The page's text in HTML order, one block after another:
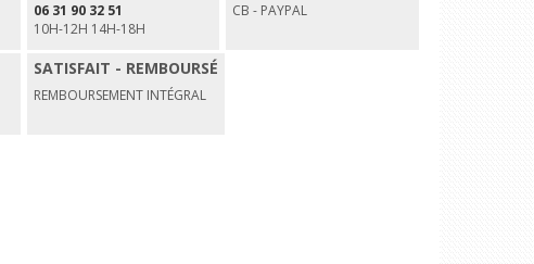
06 31 90 32 51
10H-12H 14H-18H
CB - PAYPAL
SATISFAIT - REMBOURSÉ
REMBOURSEMENT INTÉGRAL